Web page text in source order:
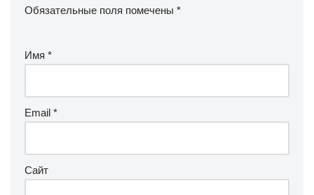
Обязательные поля помечены *
Имя *
Email *
Сайт